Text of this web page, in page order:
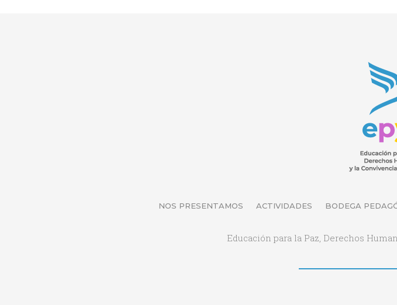
NOS PRESENTAMOS ACTIVIDADES BODEGA
Educación para la Paz, Derechos